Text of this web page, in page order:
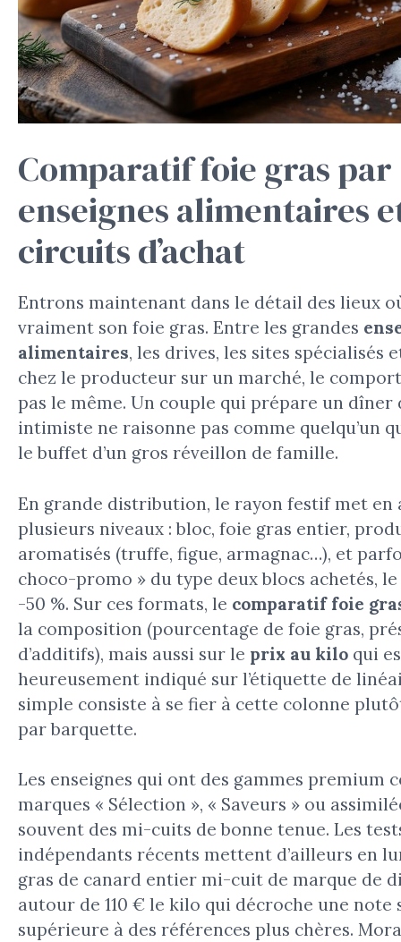
Comparatif foie gras par
enseignes alimentaires
circuits d’achat
Entrons maintenant dans le détail des lieux
vraiment son foie gras. Entre les grandes
alimentaires, les drives, les sites spécialisés
chez le producteur sur un marché, le
pas le même. Un couple qui prépare un dîner
intimiste ne raisonne pas comme quelqu’un
le buffet d’un gros réveillon de famille.
En grande distribution, le rayon festif met en
plusieurs niveaux : bloc, foie gras entier,
aromatisés (truffe, figue, armagnac…), et
choco-promo » du type deux blocs achetés,
-50 %. Sur ces formats, le comparatif foie
la composition (pourcentage de foie gras,
d’additifs), mais aussi sur le prix au kilo qui
heureusement indiqué sur l’étiquette de
simple consiste à se fier à cette colonne
par barquette.
Les enseignes qui ont des gammes premium
marques « Sélection », « Saveurs » ou
souvent des mi-cuits de bonne tenue. Les
indépendants récents mettent d’ailleurs en
gras de canard entier mi-cuit de marque de
autour de 110 € le kilo qui décroche une note
supérieure à des références plus chères.